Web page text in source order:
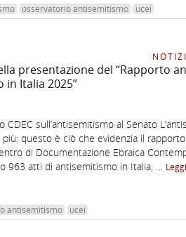
osservatorio antisemitismo ucei
presentazione del “Rapporto
in Italia 2025”
sull’antisemitismo al Senato
questo è ciò che evidenzia il
di Documentazione Ebraica
963 atti di antisemitismo in Italia, …
antisemitismo ucei